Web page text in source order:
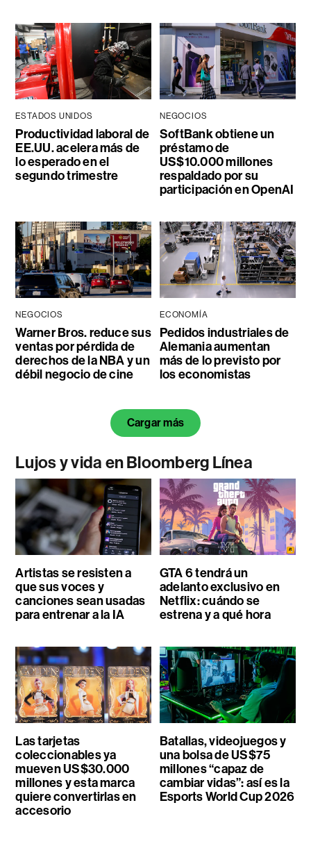
ESTADOS UNIDOS
Productividad laboral de
EE.UU. acelera más de
lo esperado en el
segundo trimestre
NEGOCIOS
SoftBank obtiene un
préstamo de
US$10.000 millones
respaldado por su
participación en OpenAI
NEGOCIOS
Warner Bros. reduce sus
ventas por pérdida de
derechos de la NBA y un
débil negocio de cine
ECONOMÍA
Pedidos industriales de
Alemania aumentan
más de lo previsto por
los economistas
Cargar más
Lujos y vida en Bloomberg Línea
Artistas se resisten a
que sus voces y
canciones sean usadas
para entrenar a la IA
GTA 6 tendrá un
adelanto exclusivo en
Netflix: cuándo se
estrena y a qué hora
Las tarjetas
coleccionables ya
mueven US$30.000
millones y esta marca
quiere convertirlas en
accesorio
Batallas, videojuegos y
una bolsa de US$75
millones “capaz de
cambiar vidas”: así es la
Esports World Cup 2026